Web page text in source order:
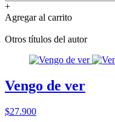
+
Agregar al carrito
Otros títulos del autor
Vengo de ver
$27.900